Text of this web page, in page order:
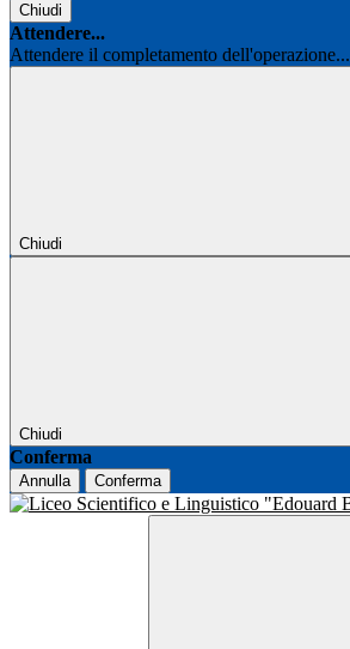
Chiudi
Attendere...
Attendere il completamento dell'operazione...
Chiudi
Chiudi
Conferma
Annulla Conferma